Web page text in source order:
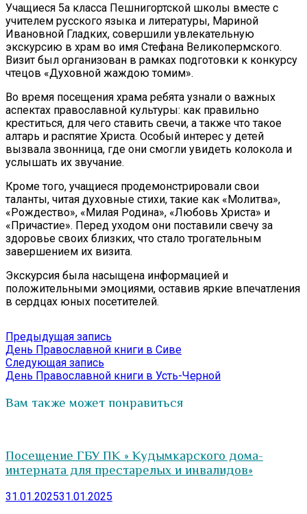
Учащиеся 5а класса Пешнигортской школы вместе с
учителем русского языка и литературы, Мариной
Ивановной Гладких, совершили увлекательную
экскурсию в храм во имя Стефана Великопермского.
Визит был организован в рамках подготовки к конкурсу
чтецов «Духовной жаждою томим».
Во время посещения храма ребята узнали о важных
аспектах православной культуры: как правильно
креститься, для чего ставить свечи, а также что такое
алтарь и распятие Христа. Особый интерес у детей
вызвала звонница, где они смогли увидеть колокола и
услышать их звучание.
Кроме того, учащиеся продемонстрировали свои
таланты, читая духовные стихи, такие как «Молитва»,
«Рождество», «Милая Родина», «Любовь Христа» и
«Причастие». Перед уходом они поставили свечу за
здоровье своих близких, что стало трогательным
завершением их визита.
Экскурсия была насыщена информацией и
положительными эмоциями, оставив яркие впечатления
в сердцах юных посетителей.
Навигация
по
записям
Предыдущая запись
запись:
День Православной книги в Сиве
Следующая запись
запись:
День Православной книги в Усть-Черной
Вам также может понравиться
Посещение ГБУ ПК » Кудымкарского дома-
интерната для престарелых и инвалидов»
31.01.202531.01.2025